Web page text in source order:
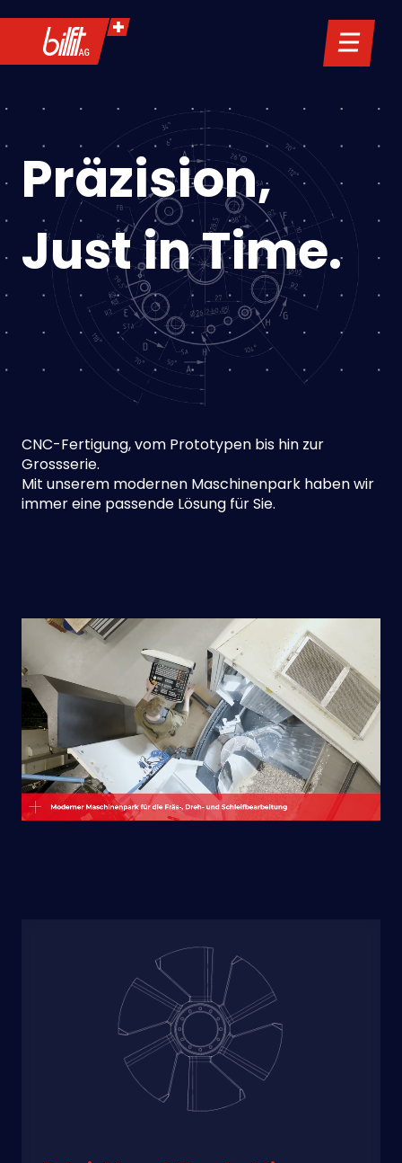
Präzision,
Just in Time.
CNC-Fertigung, vom Prototypen bis hin zur
Grossserie.
Mit unserem modernen Maschinenpark haben wir
immer eine passende Lösung für Sie.